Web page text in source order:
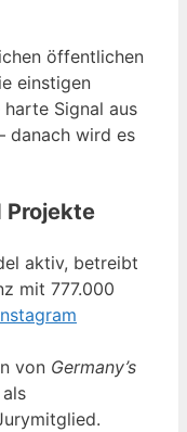
öffentlichen
einstigen
Signal aus
danach wird es
Projekte
aktiv, betreibt
mit 777.000
von Germany’s